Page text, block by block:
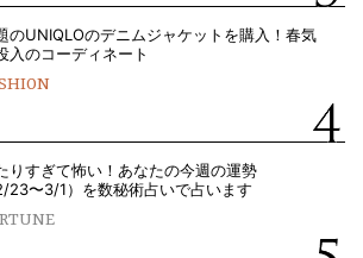
のUNIQLOのデニムジャケットを購入！春気
入のコーディネート
りすぎて怖い！あなたの今週の運勢
2/23〜3/1）を数秘術占いで占います